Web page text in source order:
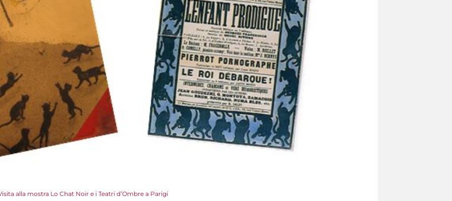
alla mostra Lo Chat Noir e i Teatri d’Ombre a Parigi